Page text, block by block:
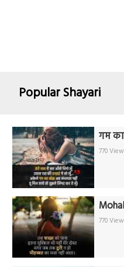
Popular Shayari
गम
770 View
770 View